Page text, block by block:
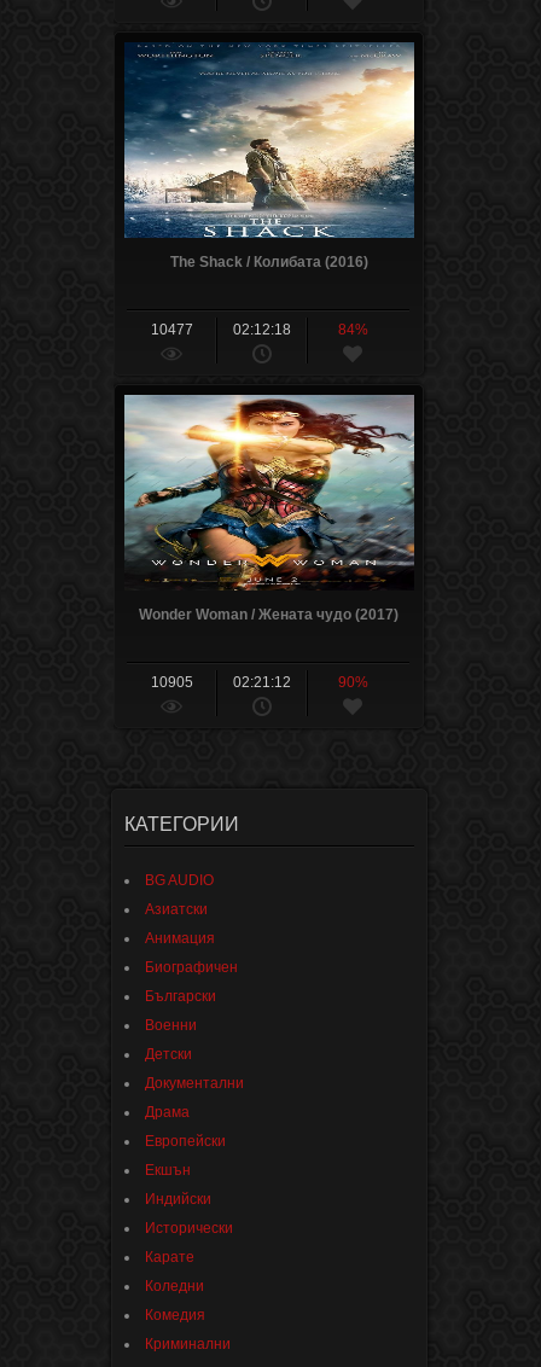
The Shack / Колибата (2016)
10477 02:12:18 84%
Wonder Woman / Жената чудо (2017)
10905 02:21:12 90%
КАТЕГОРИИ
BG AUDIO
Азиатски
Анимация
Биографичен
Български
Военни
Детски
Документални
Драма
Европейски
Екшън
Индийски
Исторически
Карате
Коледни
Комедия
Криминални